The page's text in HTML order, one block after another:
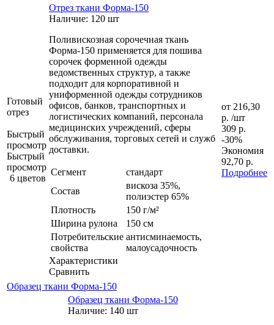
Готовый
отрез
Быстрый
просмотр
Быстрый
просмотр
6 цветов
Отрез ткани Форма-150
Наличие: 120 шт
Поливискозная сорочечная ткань
Форма-150 применяется для пошива
сорочек форменной одежды
ведомственных структур, а также
подходит для корпоративной и
униформенной одежды сотрудников
офисов, банков, транспортных и
логистических компаний, персонала
медицинских учреждений, сферы
обслуживания, торговых сетей и служб
доставки.
Сегмент
стандарт
Состав
вискоза 35%,
полиэстер 65%
Плотность
150 г/м²
Ширина рулона
150 см
Потребительские
свойства
антисминаемость,
малоусадочность
Характеристики
Сравнить
от 216,30
р. /шт
309 р.
-30%
Экономия
92,70 р.
Подробнее
Образец ткани Форма-150
Образец ткани Форма-150
Наличие: 140 шт